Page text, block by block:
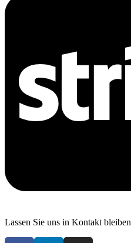
Lassen Sie uns in Kontakt bleiben